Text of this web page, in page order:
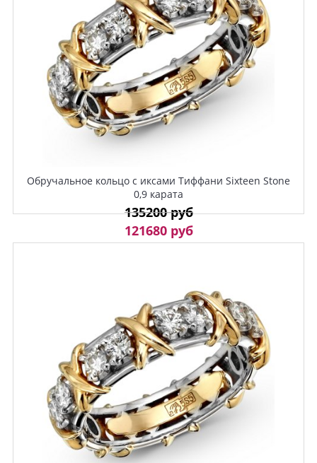
Обручальное кольцо с иксами Тиффани Sixteen Stone
0,9 карата
135200 руб
121680 руб